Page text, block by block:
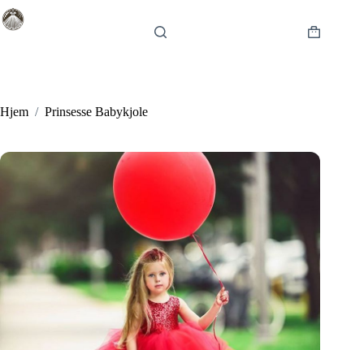
Fortsæt
til
indhold
Hjem / Prinsesse Babykjole